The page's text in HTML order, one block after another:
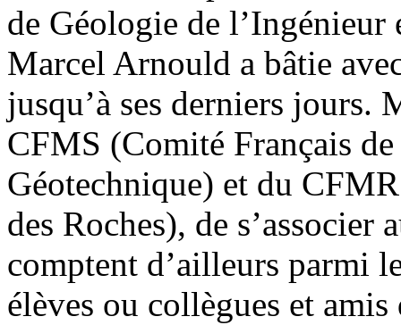
de Géologie de
Marcel Arnould a bâtie
jusqu’à ses derniers jours.
CFMS (Comité Français
Géotechnique) et du
des Roches), de
comptent d’ailleurs parmi
élèves ou collègues et